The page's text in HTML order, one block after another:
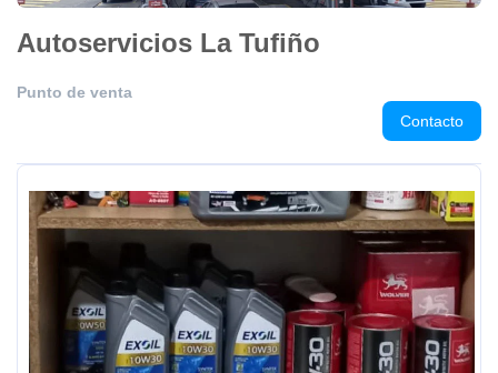
Autoservicios La Tufiño
Punto de venta
Contacto